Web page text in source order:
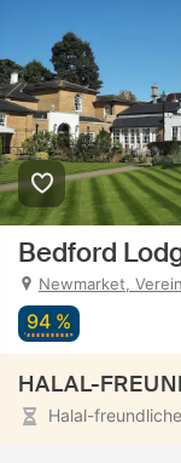
Bedford
Newmarket,
94 %
HALAL-
Halal-